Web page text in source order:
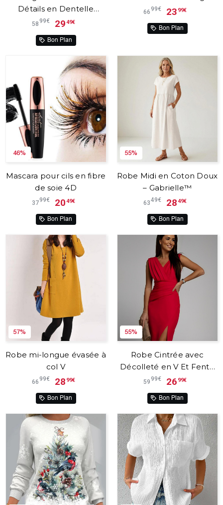
Détails en Dentelle
Vanja™
5899€ 2949€
Bon Plan
6699€ 23 99€
Bon Plan
46%
Mascara pour cils en fibre
de soie 4D
3799€ 2049€
Bon Plan
55%
Robe Midi en Coton Doux
– Gabrielle™
6349€ 2849€
Bon Plan
57%
Robe mi-longue évasée à
col V
6699€ 28 99€
Bon Plan
55%
Robe Cintrée avec
Décolleté en V Et Fente
Fresia™
5999€ 26 99€
Bon Plan